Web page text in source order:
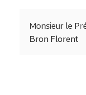
Monsieur le
Bron Florent